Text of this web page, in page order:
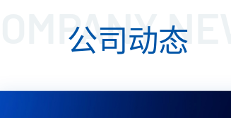
COMPANY
公司动态